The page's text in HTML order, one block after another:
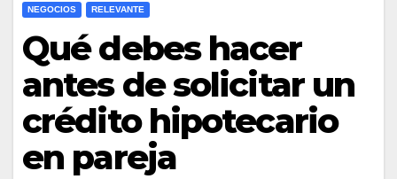
NEGOCIOS RELEVANTE
Qué debes hacer
antes de solicitar un
crédito hipotecario
en pareja